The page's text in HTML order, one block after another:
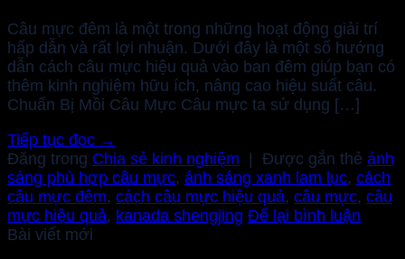
Câu mực đêm là một trong những hoạt động giải trí
hấp dẫn và rất lợi nhuận. Dưới đây là một số hướng
dẫn cách câu mực hiệu quả vào ban đêm giúp bạn có
thêm kinh nghiệm hữu ích, nâng cao hiệu suất câu.
Chuẩn Bị Mồi Câu Mực Câu mực ta sử dụng […]
Tiếp tục đọc →
Đăng trong Chia sẻ kinh nghiệm Được gắn thẻ ánh
sáng phù hợp câu mực, ánh sáng xanh lam lục, cách
câu mực đêm, cách câu mực hiệu quả, câu mực, câu
mực hiệu quả, kanada shengjing Để lại bình luận
Bài viết mới